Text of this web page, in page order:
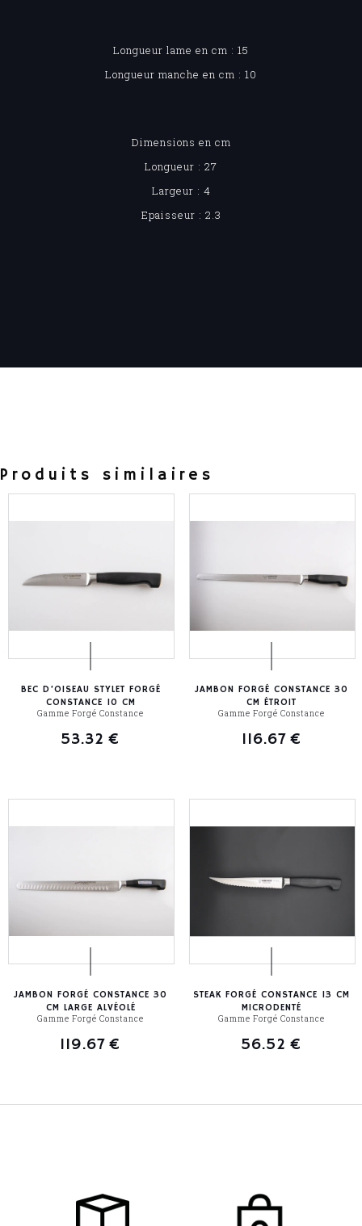
Longueur lame en cm : 15
Longueur manche en cm : 10
Dimensions en cm
Longueur : 27
Largeur : 4
Epaisseur : 2.3
Produits similaires
BEC D’OISEAU STYLET FORGÉ
CONSTANCE 10 CM
Gamme Forgé Constance
53.32 €
JAMBON FORGÉ CONSTANCE 30
CM ÉTROIT
Gamme Forgé Constance
116.67 €
JAMBON FORGÉ CONSTANCE 30
CM LARGE ALVÉOLÉ
Gamme Forgé Constance
119.67 €
STEAK FORGÉ CONSTANCE 13 CM
MICRODENTÉ
Gamme Forgé Constance
56.52 €